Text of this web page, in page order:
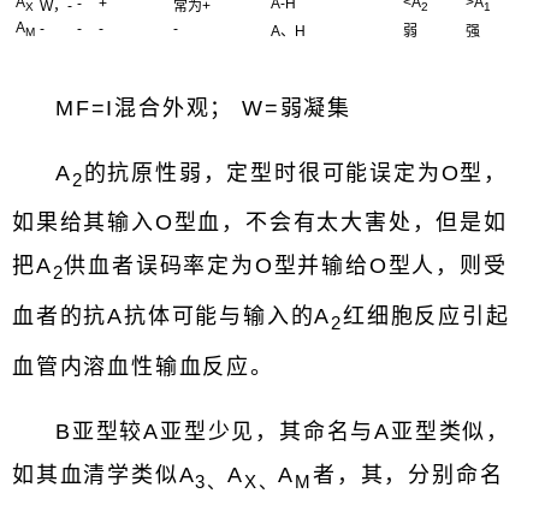
X W，- - + 常为+ A-H 2 1
AM - - - - A、H 弱 强
MF=I混合外观； W=弱凝集
A2的抗原性弱，定型时很可能误定为O型，
如果给其输入O型血，不会有太大害处，但是如
把A2供血者误码率定为O型并输给O型人，则受
血者的抗A抗体可能与输入的A2红细胞反应引起
血管内溶血性输血反应。
B亚型较A亚型少见，其命名与A亚型类似，
如其血清学类似A3、AX、AM者，其，分别命名